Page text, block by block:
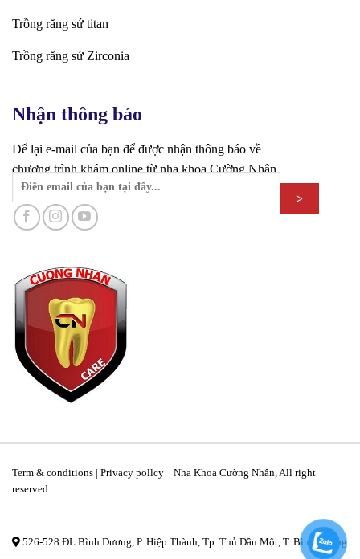
Trồng răng sứ titan
Trồng răng sứ Zirconia
Nhận thông báo
Để lại e-mail của bạn để được nhận thông báo về
chương trình khám online từ nha khoa Cường Nhân.
Term & conditions | Privacy pollcy | Nha Khoa Cường Nhân, All right
reserved
526-528 ĐL Bình Dương, P. Hiệp Thành, Tp. Thủ Dầu Một, T. Bình Dương